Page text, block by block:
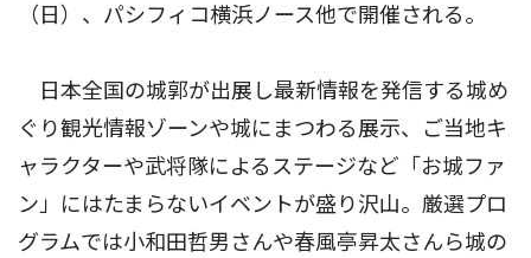
（日）、パシフィコ横浜ノース他で開催される。
日本全国の城郭が出展し最新情報を発信する城め
ぐり観光情報ゾーンや城にまつわる展示、ご当地キ
ャラクターや武将隊によるステージなど「お城ファ
ン」にはたまらないイベントが盛り沢山。厳選プロ
グラムでは小和田哲男さんや春風亭昇太さんら城の